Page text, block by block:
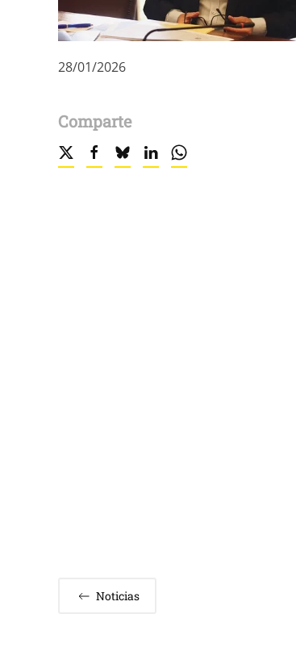
28/01/2026
Comparte
Noticias